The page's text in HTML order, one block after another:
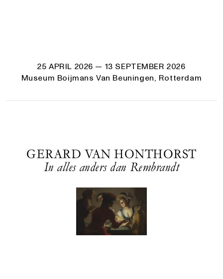
25 APRIL 2026 — 13 SEPTEMBER 2026
Museum Boijmans Van Beuningen, Rotterdam
GERARD VAN HONTHORST
In alles anders dan Rembrandt